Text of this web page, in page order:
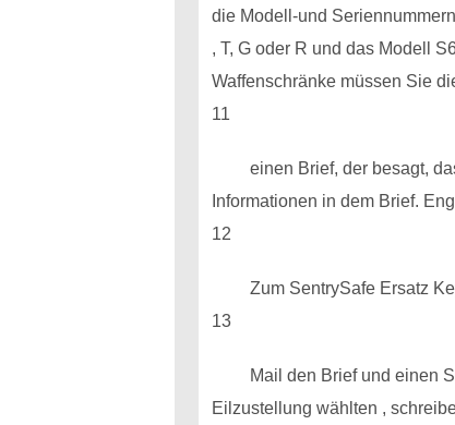
die Modell-und
, T, G oder R und das Modell
Waffenschränke müssen Sie
11
einen Brief, der besagt,
Informationen in dem Brief.
12
Zum SentrySafe Ersatz
13
Mail den Brief und einen
Eilzustellung wählten ,